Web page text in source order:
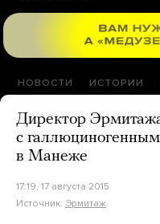
НОВОСТИ ИСТОРИИ
Директор
с
в Манеже
17:19, 17 августа 2015
Источник: Эрмитаж